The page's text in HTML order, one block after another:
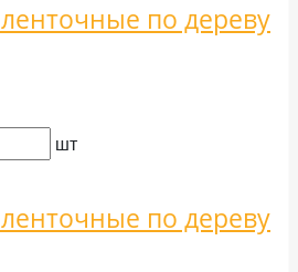
по дереву
шт
по дереву